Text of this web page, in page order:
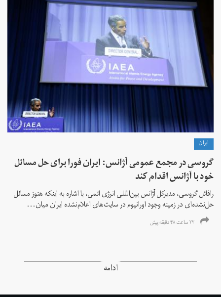
ايران
گروسی در مجمع عمومی آژانس: ایران فورا برای حل مسائل
خود با آژانس اقدام کند
رافائل گروسی، مدیرکل آژانس بین‌المللی انرژی اتمی، با اشاره به اینکه هنوز مسائل
حل‌نشده‌ای در زمینه وجود اورانیوم در سایت‌های اعلام‌نشده ایران میان...
۲۲ ساعت ۴۸ دقیقه پیش
ادامه